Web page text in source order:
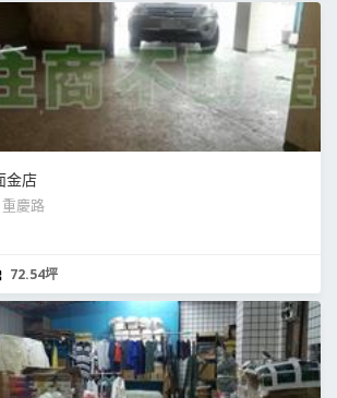
金店
慶路
72.54坪